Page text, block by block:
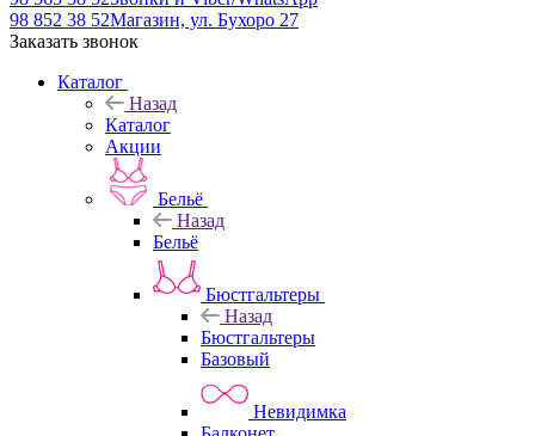
98 852 38 52Магазин, ул. Бухоро 27
Заказать звонок
Каталог
Назад
Каталог
Акции
Бельё
Назад
Бельё
Бюстгальтеры
Назад
Бюстгальтеры
Базовый
Невидимка